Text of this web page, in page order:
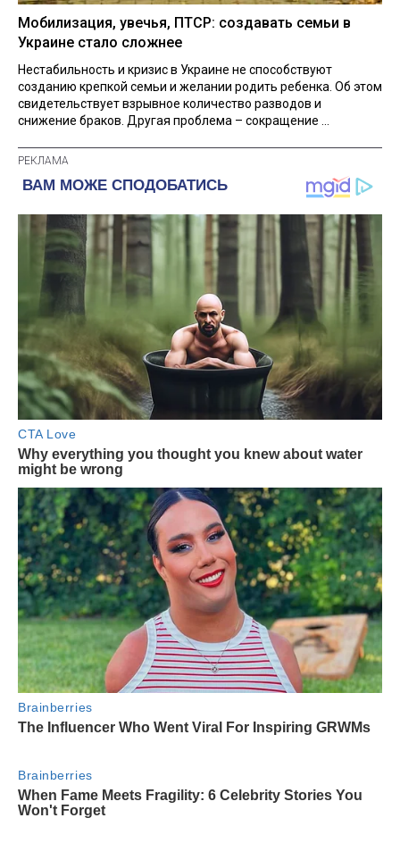
Мобилизация, увечья, ПТСР: создавать семьи в
Украине стало сложнее
Нестабильность и кризис в Украине не способствуют
созданию крепкой семьи и желании родить ребенка. Об этом
свидетельствует взрывное количество разводов и
снижение браков. Другая проблема – сокращение ...